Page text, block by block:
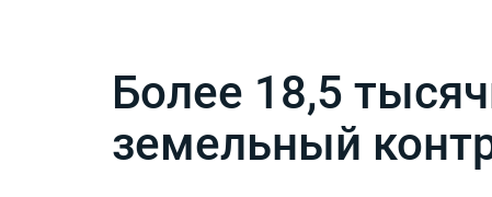
Более 18,5
земельный